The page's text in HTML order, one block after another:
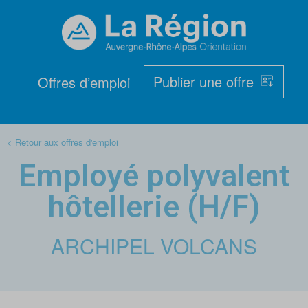
Offres d’emploi Publier une offre
< Retour aux offres d'emploi
Employé polyvalent
hôtellerie (H/F)
ARCHIPEL VOLCANS